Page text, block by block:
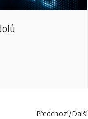
Předchozí/Další